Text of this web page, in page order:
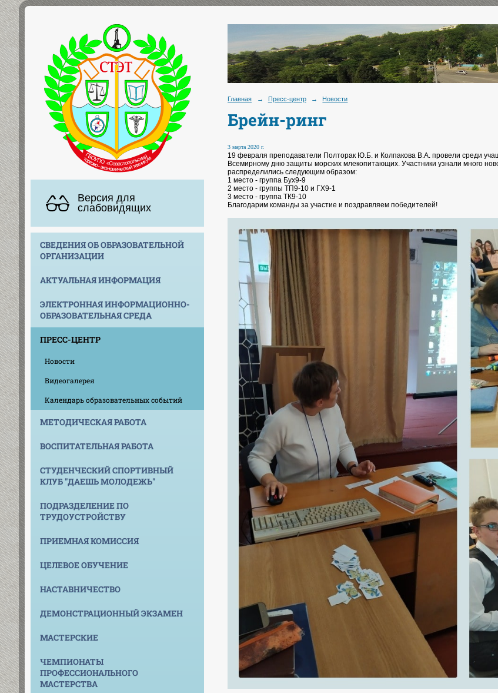
Версия для
слабовидящих
СВЕДЕНИЯ ОБ ОБРАЗОВАТЕЛЬНОЙ
ОРГАНИЗАЦИИ
АКТУАЛЬНАЯ ИНФОРМАЦИЯ
ЭЛЕКТРОННАЯ ИНФОРМАЦИОННО-
ОБРАЗОВАТЕЛЬНАЯ СРЕДА
ПРЕСС-ЦЕНТР
Новости
Видеогалерея
Календарь образовательных событий
МЕТОДИЧЕСКАЯ РАБОТА
ВОСПИТАТЕЛЬНАЯ РАБОТА
СТУДЕНЧЕСКИЙ СПОРТИВНЫЙ
КЛУБ "ДАЕШЬ МОЛОДЕЖЬ"
ПОДРАЗДЕЛЕНИЕ ПО
ТРУДОУСТРОЙСТВУ
ПРИЕМНАЯ КОМИССИЯ
ЦЕЛЕВОЕ ОБУЧЕНИЕ
НАСТАВНИЧЕСТВО
ДЕМОНСТРАЦИОННЫЙ ЭКЗАМЕН
МАСТЕРСКИЕ
ЧЕМПИОНАТЫ
ПРОФЕССИОНАЛЬНОГО
МАСТЕРСТВА
Главная → Пресс-центр → Новости
Брейн-ринг
3 марта 2020 г.
19 февраля преподаватели Полторак Ю.Б. и Колпакова В.А. провели среди
Всемирному дню защиты морских млекопитающих. Участники узнали много
распределились следующим образом:
1 место - группа Бух9-9
2 место - группы ТП9-10 и ГХ9-1
3 место - группа ТК9-10
Благодарим команды за участие и поздравляем победителей!